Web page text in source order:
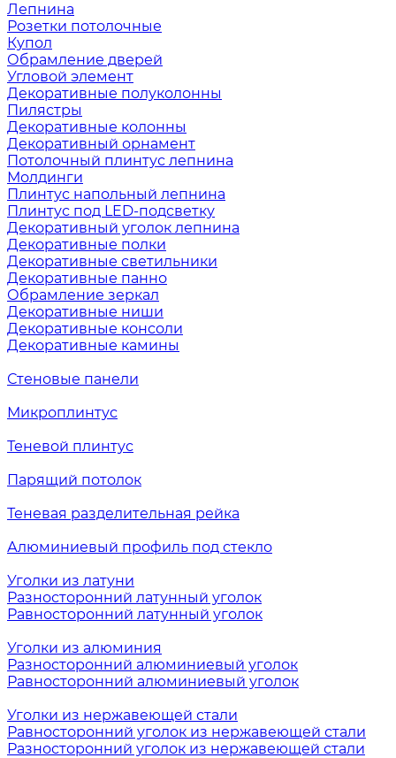
Лепнина
Розетки потолочные
Купол
Обрамление дверей
Угловой элемент
Декоративные полуколонны
Пилястры
Декоративные колонны
Декоративный орнамент
Потолочный плинтус лепнина
Молдинги
Плинтус напольный лепнина
Плинтус под LED-подсветку
Декоративный уголок лепнина
Декоративные полки
Декоративные светильники
Декоративные панно
Обрамление зеркал
Декоративные ниши
Декоративные консоли
Декоративные камины
Стеновые панели
Микроплинтус
Теневой плинтус
Парящий потолок
Теневая разделительная рейка
Алюминиевый профиль под стекло
Уголки из латуни
Разносторонний латунный уголок
Равносторонний латунный уголок
Уголки из алюминия
Разносторонний алюминиевый уголок
Равносторонний алюминиевый уголок
Уголки из нержавеющей стали
Равносторонний уголок из нержавеющей стали
Разносторонний уголок из нержавеющей стали